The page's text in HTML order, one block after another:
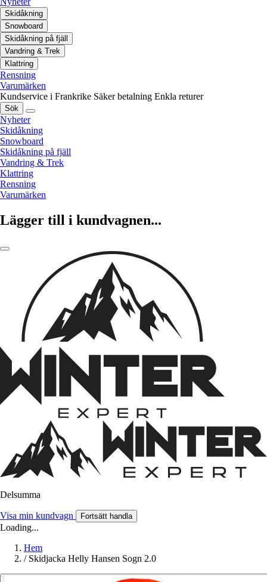
Skidåkning
Snowboard
Skidåkning på fjäll
Vandring & Trek
Klattring
Rensning
Varumärken
Kundservice i Frankrike Säker betalning Enkla returer
Sök
Nyheter
Skidåkning
Snowboard
Skidåkning på fjäll
Vandring & Trek
Klattring
Rensning
Varumärken
Lägger till i kundvagnen...
Delsumma
Visa min kundvagn Fortsätt handla
Loading...
Hem
/ Skidjacka Helly Hansen Sogn 2.0